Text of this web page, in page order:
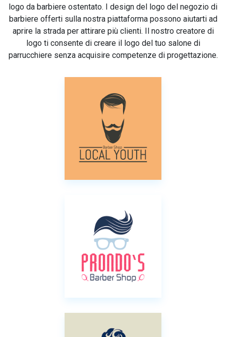
logo da barbiere ostentato. I design del logo del negozio di
barbiere offerti sulla nostra piattaforma possono aiutarti ad
aprire la strada per attirare più clienti. Il nostro creatore di
logo ti consente di creare il logo del tuo salone di
parrucchiere senza acquisire competenze di progettazione.